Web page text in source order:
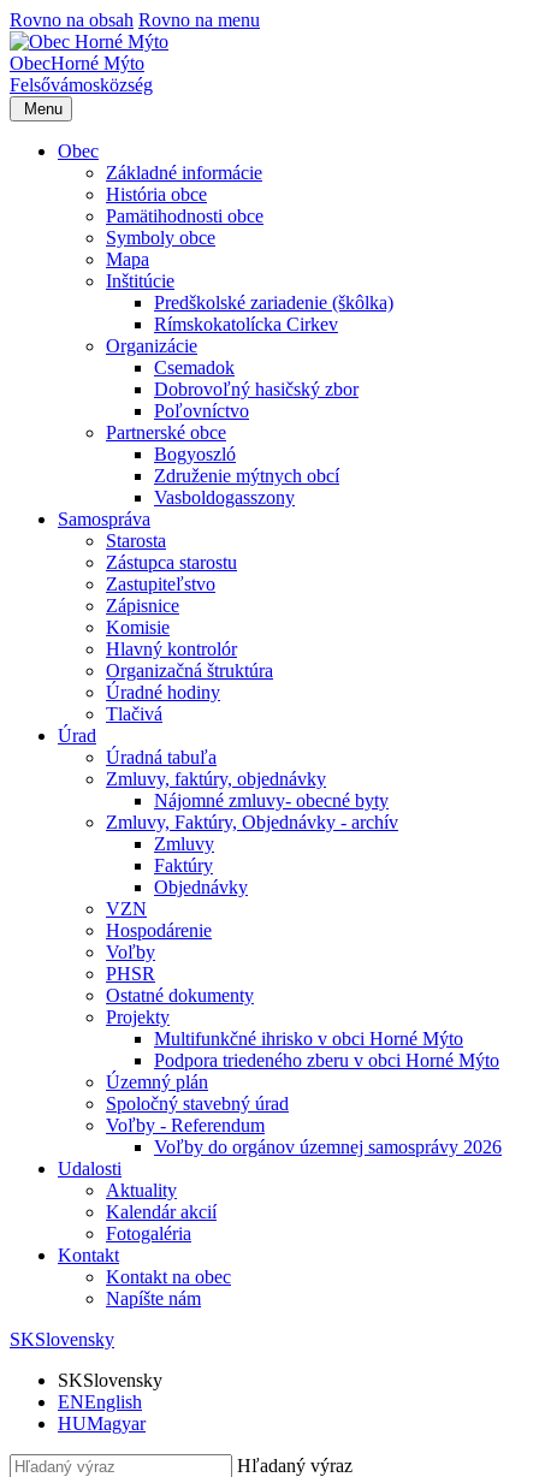
Rovno na obsah Rovno na menu
ObecHorné Mýto
Felsővámosközség
Menu
Obec
Základné informácie
História obce
Pamätihodnosti obce
Symboly obce
Mapa
Inštitúcie
Predškolské zariadenie (škôlka)
Rímskokatolícka Cirkev
Organizácie
Csemadok
Dobrovoľný hasičský zbor
Poľovníctvo
Partnerské obce
Bogyoszló
Združenie mýtnych obcí
Vasboldogasszony
Samospráva
Starosta
Zástupca starostu
Zastupiteľstvo
Zápisnice
Komisie
Hlavný kontrolór
Organizačná štruktúra
Úradné hodiny
Tlačivá
Úrad
Úradná tabuľa
Zmluvy, faktúry, objednávky
Nájomné zmluvy- obecné byty
Zmluvy, Faktúry, Objednávky - archív
Zmluvy
Faktúry
Objednávky
VZN
Hospodárenie
Voľby
PHSR
Ostatné dokumenty
Projekty
Multifunkčné ihrisko v obci Horné Mýto
Podpora triedeného zberu v obci Horné Mýto
Územný plán
Spoločný stavebný úrad
Voľby - Referendum
Voľby do orgánov územnej samosprávy 2026
Udalosti
Aktuality
Kalendár akcií
Fotogaléria
Kontakt
Kontakt na obec
Napíšte nám
SKSlovensky
SKSlovensky
ENEnglish
HUMagyar
Hľadaný výraz